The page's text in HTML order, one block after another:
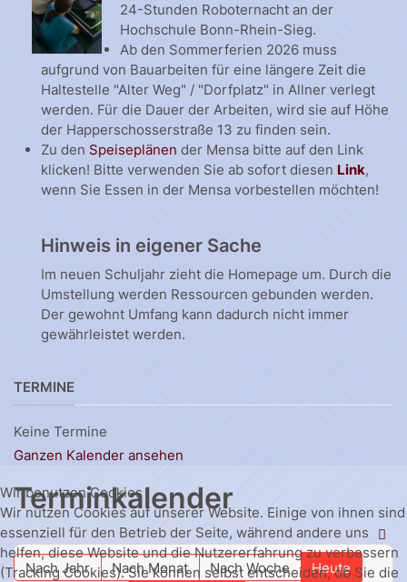
24-Stunden Roboternacht an der
Hochschule Bonn-Rhein-Sieg.
Ab den Sommerferien 2026 muss
aufgrund von Bauarbeiten für eine längere Zeit die
Haltestelle "Alter Weg" / "Dorfplatz" in Allner verlegt
werden. Für die Dauer der Arbeiten, wird sie auf Höhe
der Happerschosserstraße 13 zu finden sein.
Zu den Speiseplänen der Mensa bitte auf den Link
klicken! Bitte verwenden Sie ab sofort diesen Link,
wenn Sie Essen in der Mensa vorbestellen möchten!
Hinweis in eigener Sache
Im neuen Schuljahr zieht die Homepage um. Durch die
Umstellung werden Ressourcen gebunden werden.
Der gewohnt Umfang kann dadurch nicht immer
gewährleistet werden.
TERMINE
Keine Termine
Ganzen Kalender ansehen
Terminkalender
Nach Jahr Nach Monat Nach Woche
Heute
Wir benutzen Cookies
Wir nutzen Cookies auf unserer Website. Einige von ihnen sind
essenziell für den Betrieb der Seite, während andere uns
helfen, diese Website und die Nutzererfahrung zu verbessern
(Tracking Cookies). Sie können selbst entscheiden, ob Sie die